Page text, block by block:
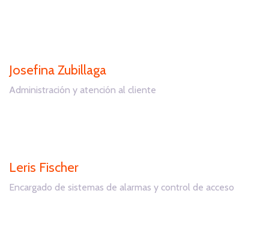
Josefina Zubillaga
Administración y atención al cliente
Leris Fischer
Encargado de sistemas de alarmas y control de acceso